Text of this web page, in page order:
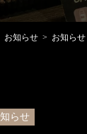
お知らせ お知らせ
らせ